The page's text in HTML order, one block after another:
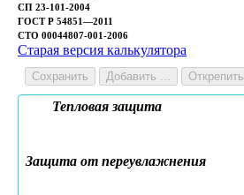
СП 23-101-2004
ГОСТ Р 54851—2011
СТО 00044807-001-2006
Старая версия калькулятора
Сохранить Добавить ... Открепить
Тепловая защита
Защита от переувлажнения